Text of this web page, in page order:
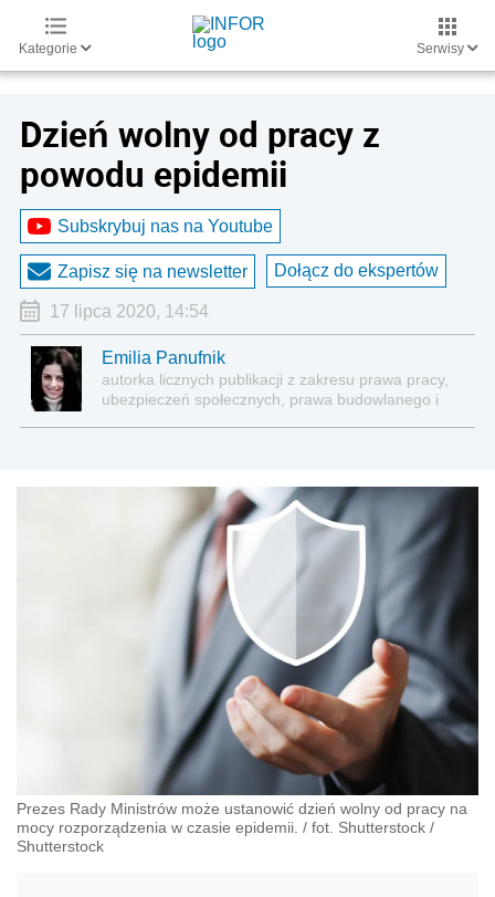
Kategorie Serwisy
Dzień wolny od pracy z
powodu epidemii
Subskrybuj nas na Youtube
Zapisz się na newsletter Dołącz do ekspertów
17 lipca 2020, 14:54
Emilia Panufnik
autorka licznych publikacji z zakresu prawa pracy,
ubezpieczeń społecznych, prawa budowlanego i
Prezes Rady Ministrów może ustanowić dzień wolny od pracy na
mocy rozporządzenia w czasie epidemii. / fot. Shutterstock /
Shutterstock